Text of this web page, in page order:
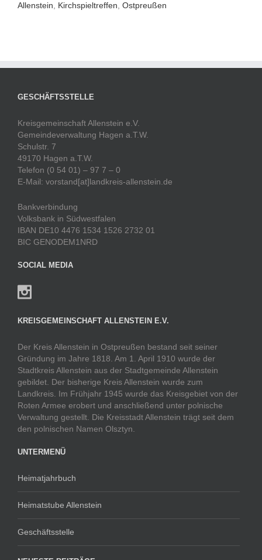
Allenstein Kirchspieltreffen Ostpreußen
GESCHÄFTSSTELLE
Kreisgemeinschaft Allenstein e.V.
Gemeindeverwaltung Hagen a.T.W.
Schulstr. 7
49170 Hagen a.T.W.
Telefon (0 54 01) – 97 7 – 0
E-Mail: vorstand[at]landkreis-allenstein.de
Bankverbindung
Volksbank in Südwestfalen
IBAN DE10 4476 1534 1526 2732 01
BIC GENODEM1NRD
SOCIAL MEDIA
KREISGEMEINSCHAFT ALLENSTEIN E.V.
Der Kreis Allenstein in Ostpreußen bestand seit seiner
Gründung im Jahre 1818. Am 1. April 1910 wurde der
Stadtkreis Allenstein aus der Stadtgemeinde Allenstein
gebildet. Der bisherige Kreis Allenstein wurde zum
Landkreis. Im Frühjahr 1945 wurde das Kreisgebiet von der
Roten Armee erobert und anschließend unter polnische
Verwaltung gestellt. Die Kreisstadt Allenstein trägt seit dem
den polnischen Namen Olsztyn.
UNTERMENÜ
Heimatjahrbuch
Heimatstube Allenstein
Geschäftsstelle